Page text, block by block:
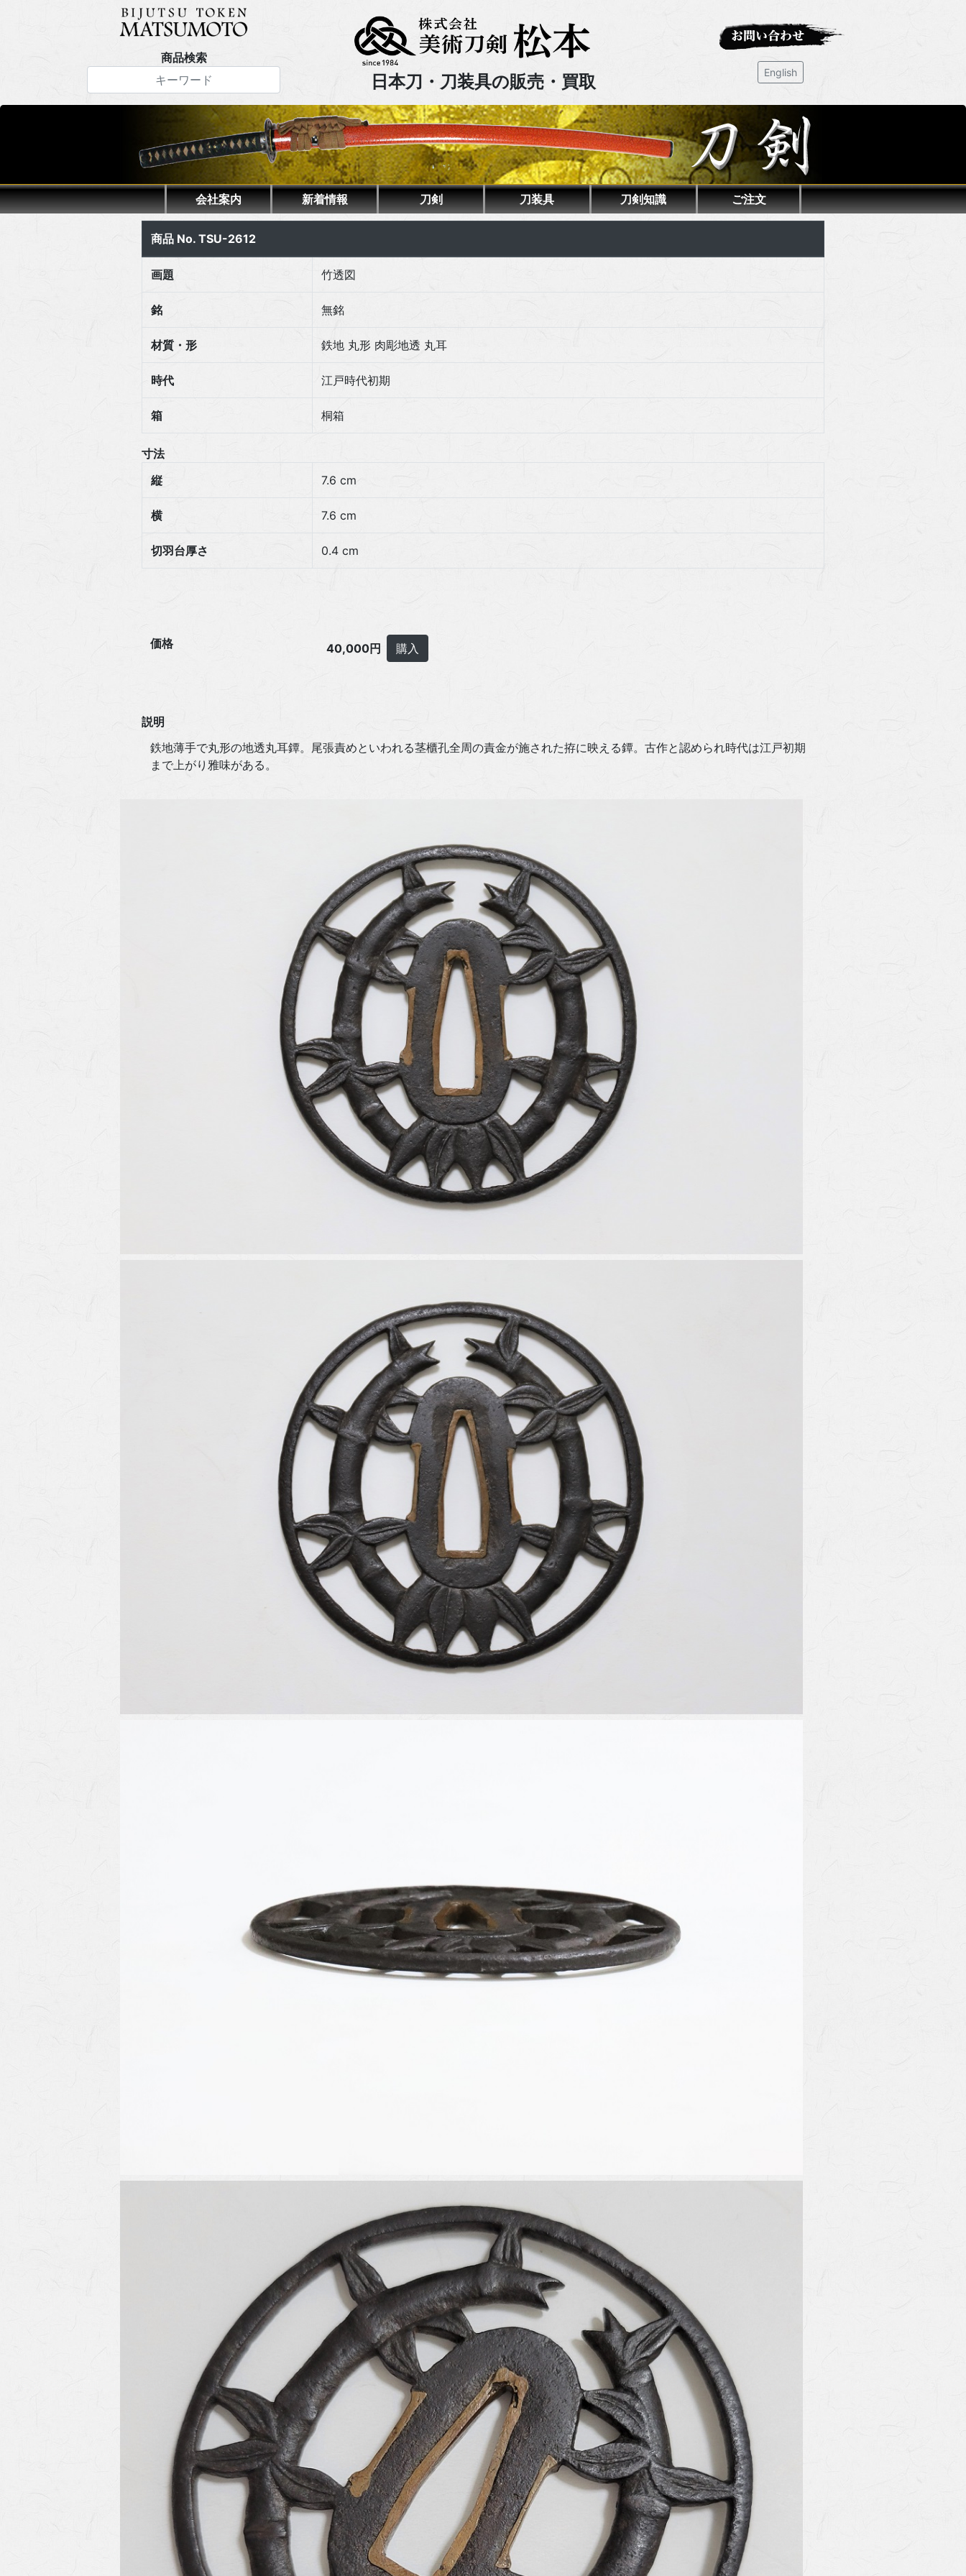
商品検索
日本刀・刀装具の販売・買取 English
会社案内 新着情報 刀剣 刀装具 刀剣知識 ご注文
商品 No. TSU-2612
画題 竹透図
銘 無銘
材質・形 鉄地 丸形 肉彫地透 丸耳
時代 江戸時代初期
箱 桐箱
寸法
縦
7.6 cm
横 7.6 cm
切羽台厚さ 0.4 cm
価格 40,000円 購入
説明
鉄地薄手で丸形の地透丸耳鐔。尾張責めといわれる茎櫃孔全周の責金が施された拵に映える鐔。古作と認められ時代は江戸初期
まで上がり雅味がある。